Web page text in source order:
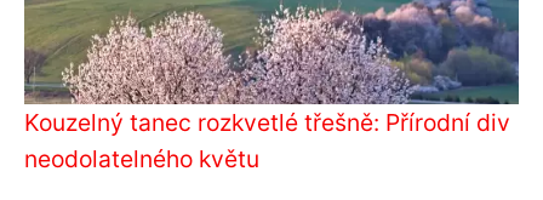
Kouzelný tanec rozkvetlé třešně: Přírodní div
neodolatelného květu